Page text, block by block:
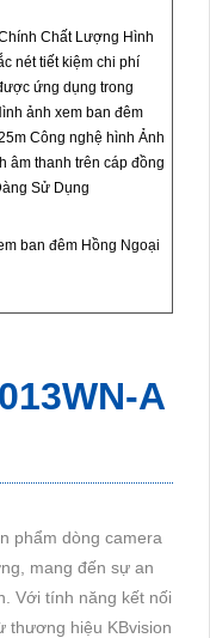
Chất Lượng Hình
nét tiết kiệm chi phí
ứng dụng trong
ảnh xem ban đêm
Công nghệ hình Ảnh
âm thanh trên cáp đồng
Sử Dụng
ban đêm Hồng Ngoại
A
phẩm dòng camera
mang đến sự an
Với tính năng kết nối
thương hiệu KBvision